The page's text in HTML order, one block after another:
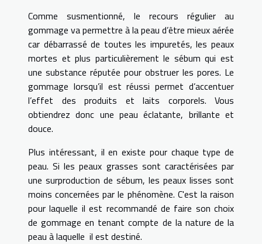
Comme susmentionné, le recours régulier au
gommage va permettre à la peau d’être mieux aérée
car débarrassé de toutes les impuretés, les peaux
mortes et plus particulièrement le sébum qui est
une substance réputée pour obstruer les pores. Le
gommage lorsqu’il est réussi permet d’accentuer
l’effet des produits et laits corporels. Vous
obtiendrez donc une peau éclatante, brillante et
douce.
Plus intéressant, il en existe pour chaque type de
peau. Si les peaux grasses sont caractérisées par
une surproduction de sébum, les peaux lisses sont
moins concernées par le phénomène. C'est la raison
pour laquelle il est recommandé de faire son choix
de gommage en tenant compte de la nature de la
peau à laquelle il est destiné.